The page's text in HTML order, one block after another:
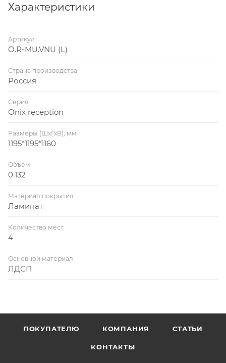
Характеристики
Артикул
O.R-MU.VNU (L)
Страна производства
Россия
Серия
Onix reception
Размеры (ШхГхВ), мм
1195*1195*1160
Объем
0.132
Материал покрытия
Ламинат
Количество мест
4
Основной материал
ЛДСП
ПОКУПАТЕЛЮ КОМПАНИЯ СТАТЬИ
КОНТАКТЫ